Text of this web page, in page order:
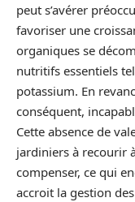
peut s’avérer
favoriser une
organiques se
nutritifs essentiels
potassium. En
conséquent,
Cette absence de
jardiniers à recourir
compenser, ce qui
accroit la gestion